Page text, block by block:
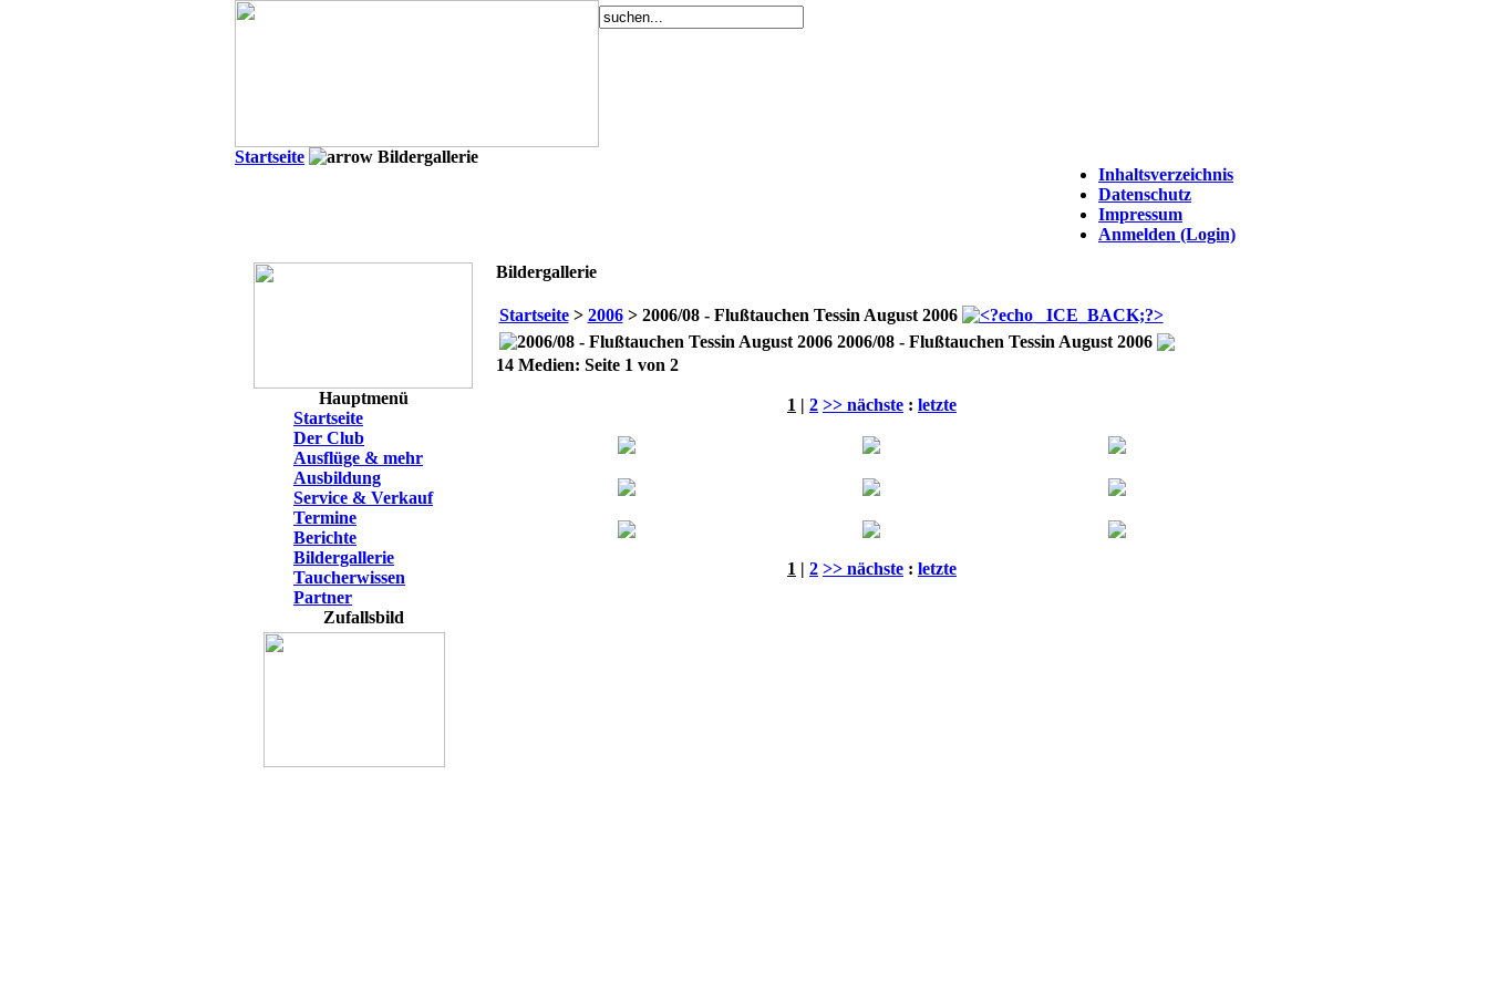
Startseite
Bildergallerie
Inhaltsverzeichnis
Datenschutz
Impressum
Anmelden (Login)
Hauptmenü
Startseite
Der Club
Ausflüge & mehr
Ausbildung
Service & Verkauf
Termine
Berichte
Bildergallerie
Taucherwissen
Partner
Zufallsbild
Bildergallerie
Startseite> 2006> 2006/08 - Flußtauchen Tessin August 2006
2006/08 - Flußtauchen Tessin August 2006
14 Medien: Seite 1 von 2
1 | 2 >> nächste : letzte
1 | 2 >> nächste : letzte